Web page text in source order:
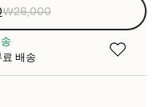
₩26,000
배송